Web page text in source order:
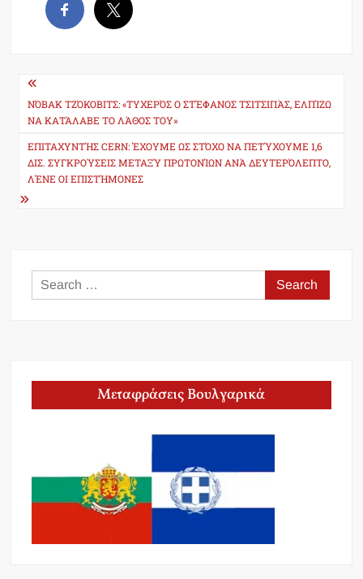
Post
navigation
ΝΌΒΑΚ ΤΖΌΚΟΒΙΤΣ: «ΤΥΧΕΡΌΣ Ο ΣΤΈΦΑΝΟΣ ΤΣΙΤΣΙΠΆΣ, ΕΛΠΊΖΩ
ΝΑ ΚΑΤΆΛΑΒΕ ΤΟ ΛΆΘΟΣ ΤΟΥ»
ΕΠΙΤΑΧΥΝΤΉΣ CERN: ΈΧΟΥΜΕ ΩΣ ΣΤΌΧΟ ΝΑ ΠΕΤΎΧΟΥΜΕ 1,6
ΔΙΣ. ΣΥΓΚΡΟΎΣΕΙΣ ΜΕΤΑΞΎ ΠΡΩΤΟΝΊΩΝ ΑΝΆ ΔΕΥΤΕΡΌΛΕΠΤΟ,
ΛΈΝΕ ΟΙ ΕΠΙΣΤΉΜΟΝΕΣ
Search
for:
Μεταφράσεις Βουλγαρικά